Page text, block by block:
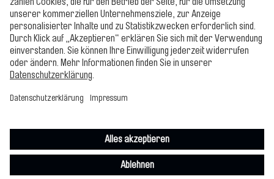
Bitte folgen!
Cookie-Einstellungen